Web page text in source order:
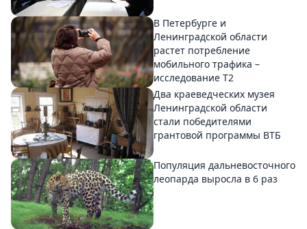
В Петербурге и
Ленинградской области
растет потребление
мобильного трафика –
исследование T2
Два краеведческих музея
Ленинградской области
стали победителями
грантовой программы ВТБ
Популяция дальневосточного
леопарда выросла в 6 раз